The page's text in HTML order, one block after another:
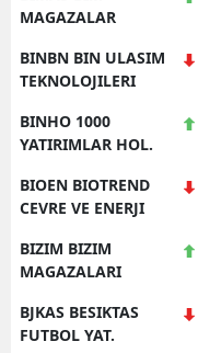
MAGAZALAR
BINBN BIN ULASIM
TEKNOLOJILERI
BINHO 1000
YATIRIMLAR HOL.
BIOEN BIOTREND
CEVRE VE ENERJI
BIZIM BIZIM
MAGAZALARI
BJKAS BESIKTAS
FUTBOL YAT.